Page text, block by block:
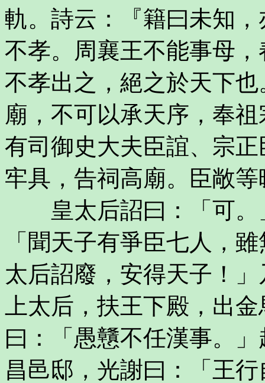
軌。詩云：『籍曰未知
不孝。周襄王不能事母
不孝出之，絕之於天下
廟，不可以承天序，奉
有司御史大夫臣誼、宗
牢具，告祠高廟。臣敞
皇太后詔曰：「可。
「聞天子有爭臣七人，
太后詔廢，安得天子！
上太后，扶王下殿，出
曰：「愚戇不任漢事。
昌邑邸，光謝曰：「王